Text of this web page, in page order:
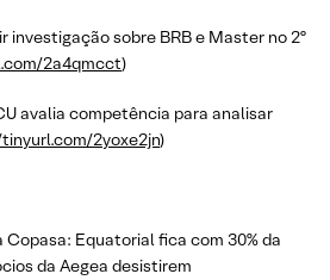
investigação sobre BRB e Master no 2º
2a4qmcct)
avalia competência para analisar
2yoxe2jn)
Equatorial fica com 30% da
da Aegea desistirem